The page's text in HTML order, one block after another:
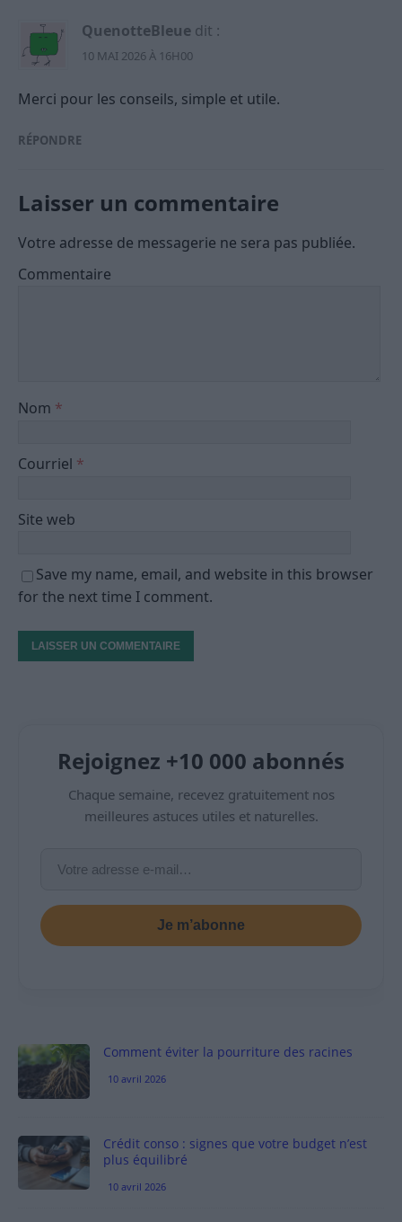
QuenotteBleue dit :
10 MAI 2026 À 16H00
Merci pour les conseils, simple et utile.
RÉPONDRE
Laisser un commentaire
Votre adresse de messagerie ne sera pas publiée.
Commentaire
Nom *
Courriel *
Site web
Save my name, email, and website in this browser
for the next time I comment.
Rejoignez +10 000 abonnés
Chaque semaine, recevez gratuitement nos
meilleures astuces utiles et naturelles.
Je m’abonne
Comment éviter la pourriture des racines
10 avril 2026
Crédit conso : signes que votre budget n’est
plus équilibré
10 avril 2026